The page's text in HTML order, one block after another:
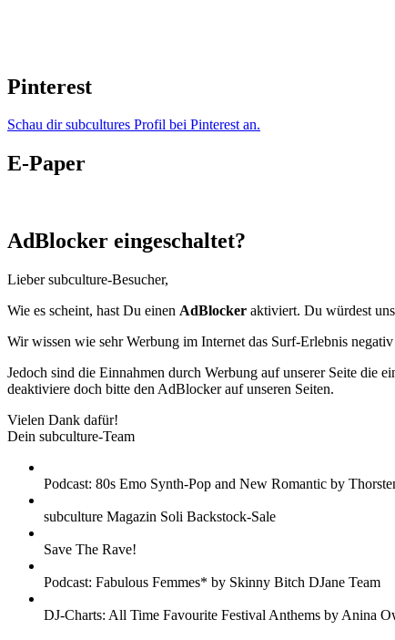
Pinterest
Schau dir subcultures Profil bei Pinterest an.
E-Paper
AdBlocker eingeschaltet?
Lieber subculture-Besucher,
Wie es scheint, hast Du einen AdBlocker aktiviert. Du würdest
Wir wissen wie sehr Werbung im Internet das Surf-Erlebnis
Jedoch sind die Einnahmen durch Werbung auf unserer Seite die
deaktiviere doch bitte den AdBlocker auf unseren Seiten.
Vielen Dank dafür!
Dein subculture-Team
Podcast: 80s Emo Synth-Pop and New Romantic by
subculture Magazin Soli Backstock-Sale
Save The Rave!
Podcast: Fabulous Femmes* by Skinny Bitch DJane Team
DJ-Charts: All Time Favourite Festival Anthems by Anina